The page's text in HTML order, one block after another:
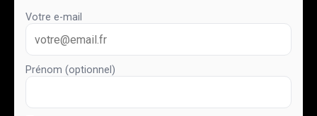
Votre e-mail
Prénom (optionnel)